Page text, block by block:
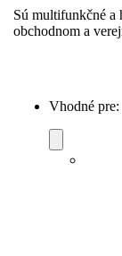
Sú multifunkčné a
obchodnom a
Vhodné pre: